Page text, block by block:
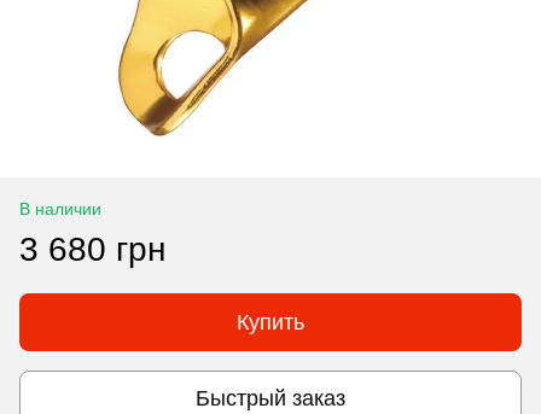
В наличии
3 680 грн
Купить
Быстрый заказ